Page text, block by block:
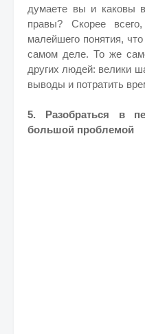
думаете вы и каковы
правы? Скорее
малейшего понятия,
самом деле. То же
других людей: велики
выводы и потратить
5. Разобраться в
большой проблемой